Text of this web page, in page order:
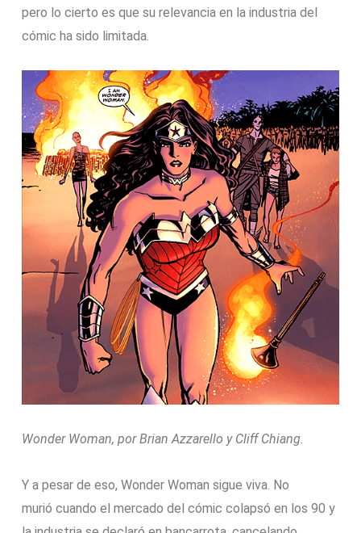
pero lo cierto es que su relevancia en la industria del
cómic ha sido limitada.
Wonder Woman, por Brian Azzarello y Cliff Chiang.
Y a pesar de eso, Wonder Woman sigue viva. No
murió cuando el mercado del cómic colapsó en los 90 y